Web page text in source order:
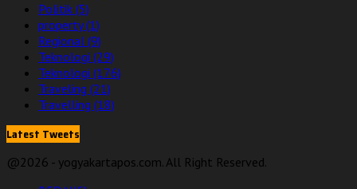
Politik (5)
property(1)
Regional (9)
Teknologi (29)
Teknologi (176)
Traveling (21)
Travelling (18)
Latest Tweets
@2026 - yogyakartapos.com. All Right Reserved.